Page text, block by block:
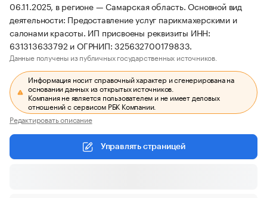
06.11.2025, в регионе — Самарская область. Основной вид
деятельности: Предоставление услуг парикмахерскими и
салонами красоты. ИП присвоены реквизиты ИНН:
631313633792 и ОГРНИП: 325632700179833.
Данные получены из публичных государственных источников.
Информация носит справочный характер и сгенерирована на
основании данных из открытых источников.
Компания не является пользователем и не имеет деловых
отношений с сервисом РБК Компании.
Редактировать описание
Управлять страницей